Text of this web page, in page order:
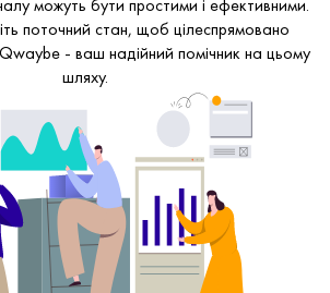
можуть бути простими і ефективними.
поточний стан, щоб цілеспрямовано
Qwaybe - ваш надійний помічник на цьому
шляху.